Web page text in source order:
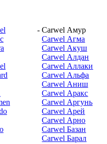
-Carwel Амур
Carwel Агма
Carwel Акуш
Carwel Алдан
Carwel Аллаки
Carwel Альфа
Carwel Аниш
Carwel Аракс
Carwel Аргунь
Carwel Арей
Carwel Арно
Carwel Базан
Carwel Барал